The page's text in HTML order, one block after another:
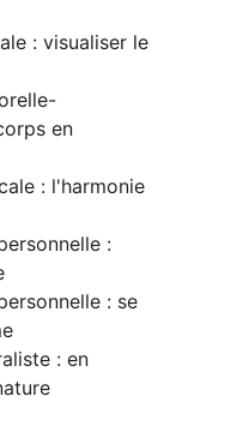
: visualiser le
en
: l'harmonie
:
: se
: en